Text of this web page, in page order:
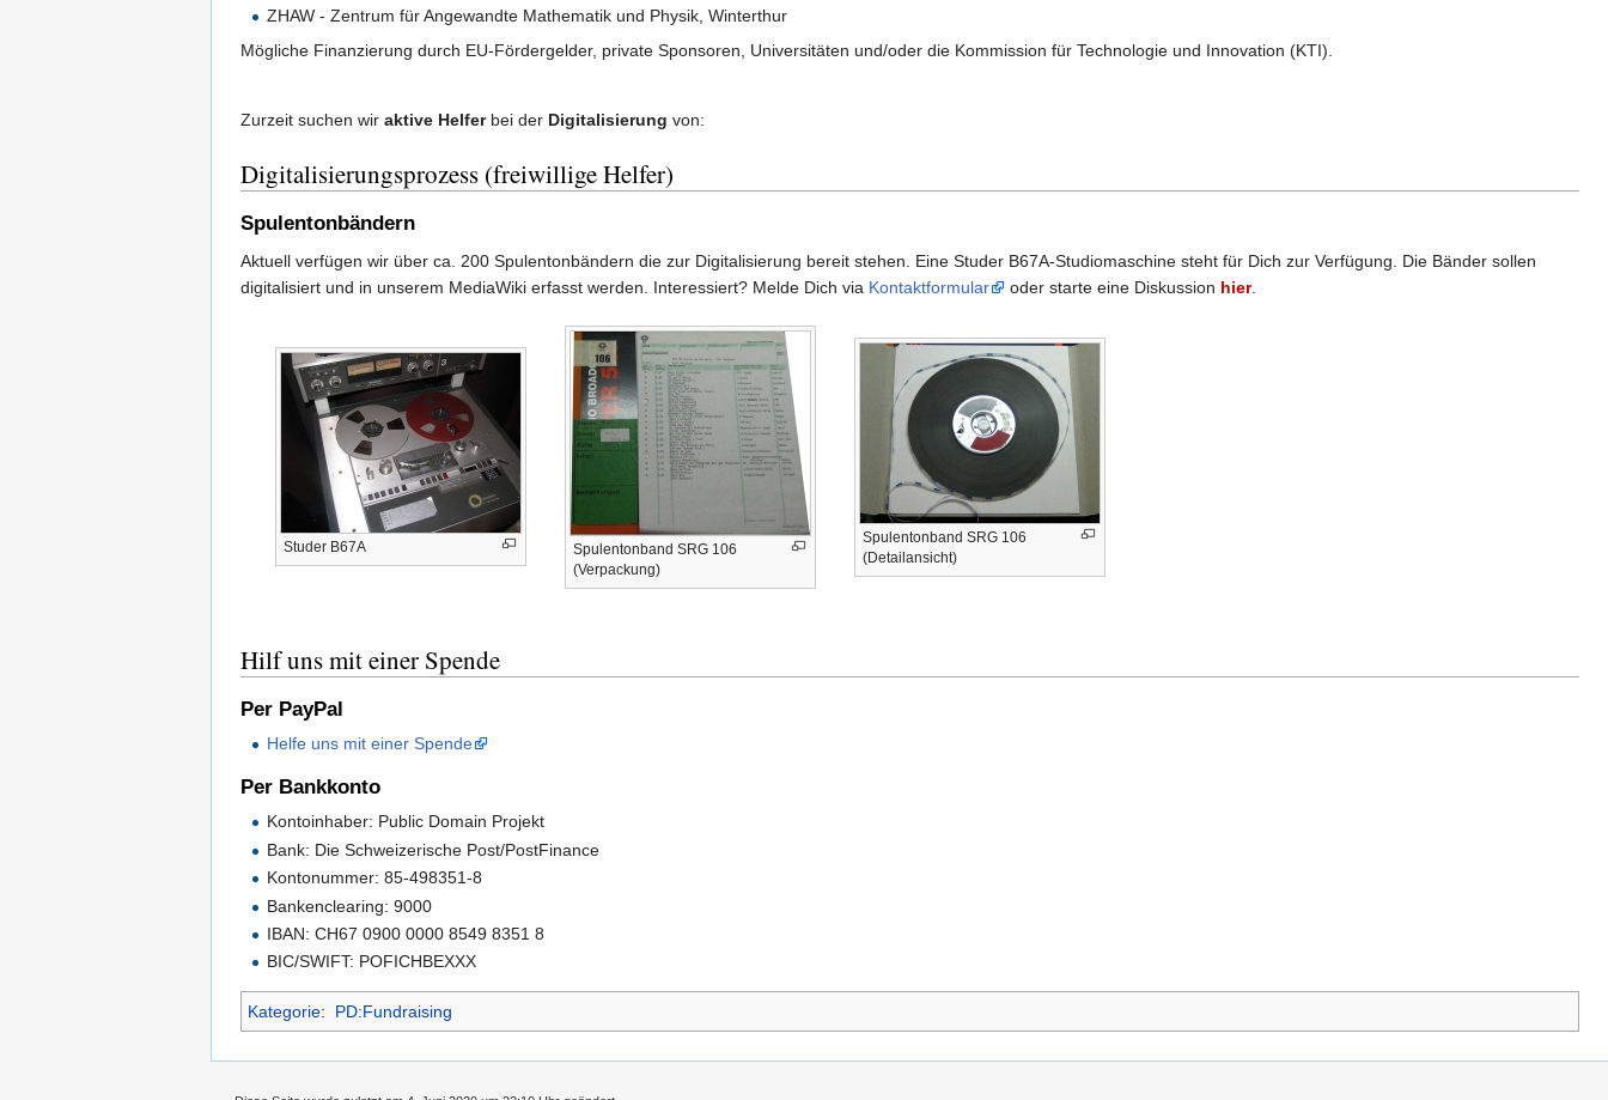
ZHAW - Zentrum für Angewandte Mathematik und Physik, Winterthur
Mögliche Finanzierung durch EU-Fördergelder, private Sponsoren, Universitäten und/oder die Kommission für Technologie und Innovation (KTI).
Zurzeit suchen wir aktive Helferbei der Digitalisierung von:
Digitalisierungsprozess (freiwillige Helfer)
Spulentonbändern
Aktuell verfügen wir über ca. 200 Spulentonbändern die zur Digitalisierung bereit stehen. Eine Studer B67A-Studiomaschine steht für Dich zur Verfügung. Die Bänder sollen
digitalisiert und in unserem MediaWiki erfasst werden. Interessiert? Melde Dich via Kontaktformular oder starte eine Diskussion hier.
Studer B67A
Spulentonband SRG 106
(Verpackung)
Spulentonband SRG 106
(Detailansicht)
Hilf uns mit einer Spende
Per PayPal
Helfe uns mit einer Spende
Per Bankkonto
Kontoinhaber: Public Domain Projekt
Bank: Die Schweizerische Post/PostFinance
Kontonummer: 85-498351-8
Bankenclearing: 9000
IBAN: CH67 0900 0000 8549 8351 8
BIC/SWIFT: POFICHBEXXX
Kategorie: PD:Fundraising